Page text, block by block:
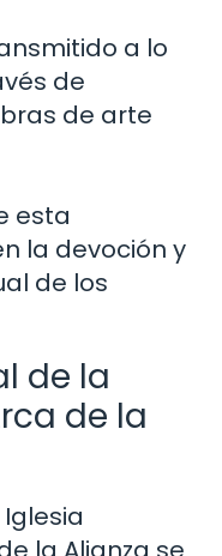
a lo
de
de arte
esta
la devoción y
de los
de la
de la